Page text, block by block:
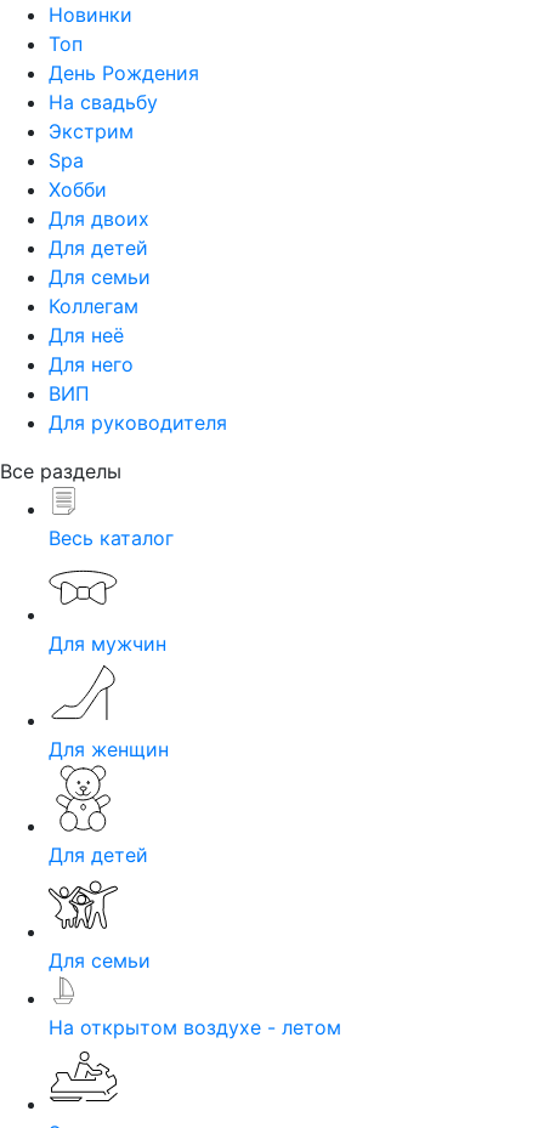
Новинки
Топ
День Рождения
На свадьбу
Экстрим
Spa
Хобби
Для двоих
Для детей
Для семьи
Коллегам
Для неё
Для него
ВИП
Для руководителя
Все разделы
Весь каталог
Для мужчин
Для женщин
Для детей
Для семьи
На открытом воздухе - летом